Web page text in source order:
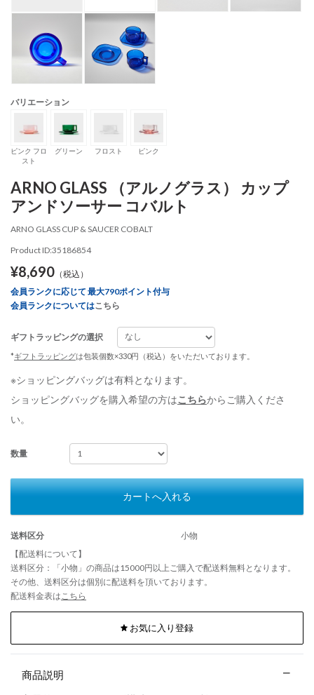
バリエーション
ピンク フロ
スト
グリーン フロスト ピンク
ARNO GLASS （アルノグラス） カップ
アンドソーサー コバルト
ARNO GLASS CUP & SAUCER COBALT
Product ID:35186854
¥8,690 （税込）
会員ランクに応じて 最大790ポイント付与
会員ランクについてはこちら
ギフトラッピングの選択
*ギフトラッピングは包装個数×330円（税込）をいただいております。
※ショッピングバッグは有料となります。
ショッピングバッグを購入希望の方はこちらからご購入くださ
い。
数量
カートへ入れる
送料区分
小物
【配送料について】
送料区分：「小物」の商品は15000円以上ご購入で配送料無料となります。
その他、送料区分は個別に配送料を頂いております。
配送料金表は こちら
お気に入り登録
商品説明